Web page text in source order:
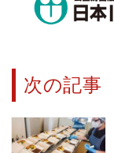
次の記事